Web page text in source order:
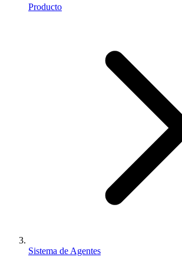
Producto
Sistema de Agentes